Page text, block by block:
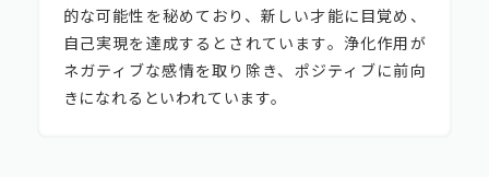
的な可能性を秘めており、新しい才能に目覚め、
自己実現を達成するとされています。浄化作用が
ネガティブな感情を取り除き、ポジティブに前向
きになれるといわれています。